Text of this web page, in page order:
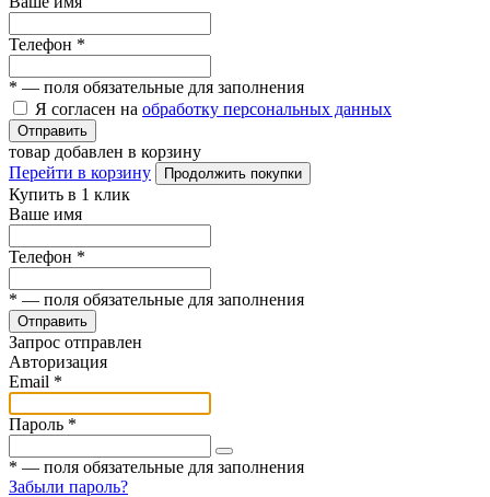
Телефон *
* — поля обязательные для заполнения
Я согласен на обработку персональных данных
Отправить
товар добавлен в корзину
Перейти в корзину
Продолжить покупки
Купить в 1 клик
Ваше имя
Телефон *
* — поля обязательные для заполнения
Отправить
Запрос отправлен
Авторизация
Email *
Пароль *
* — поля обязательные для заполнения
Забыли пароль?